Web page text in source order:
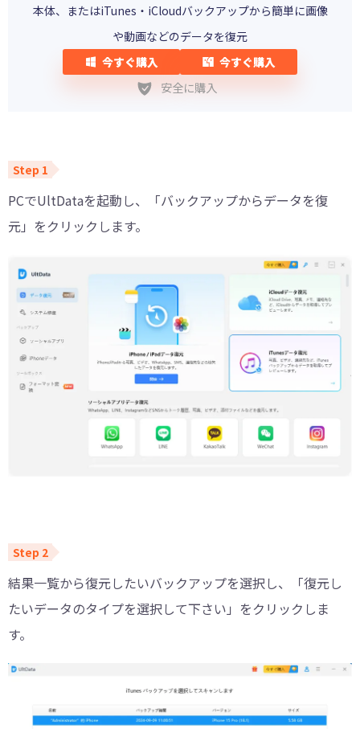
本体、またはiTunes・iCloudバックアップから簡単に画像
や動画などのデータを復元
今すぐ購入
今すぐ購入
安全に購入
PCでUltDataを起動し、「バックアップからデータを復
元」をクリックします。
結果一覧から復元したいバックアップを選択し、「復元し
たいデータのタイプを選択して下さい」をクリックしま
す。